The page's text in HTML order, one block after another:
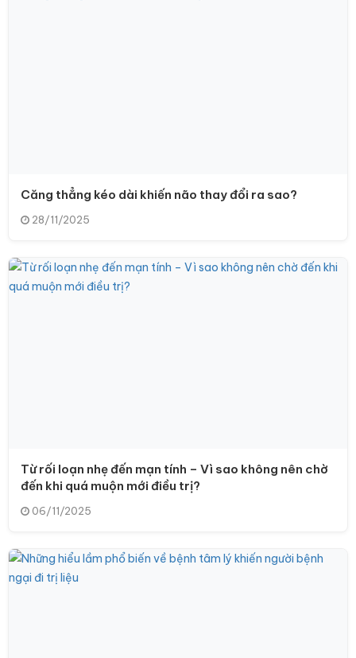
Căng thẳng kéo dài khiến não thay đổi ra sao?
28/11/2025
Từ rối loạn nhẹ đến mạn tính – Vì sao không nên chờ
đến khi quá muộn mới điều trị?
06/11/2025